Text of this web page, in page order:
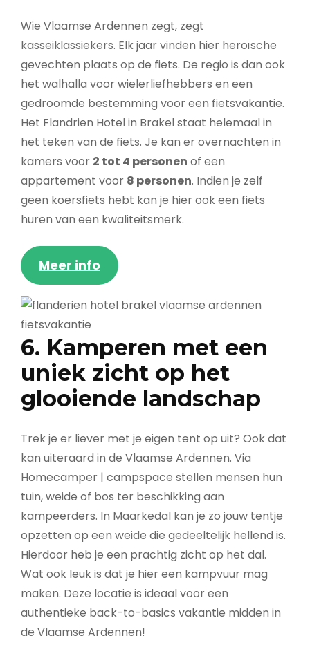
Wie Vlaamse Ardennen zegt, zegt
kasseiklassiekers. Elk jaar vinden hier heroïsche
gevechten plaats op de fiets. De regio is dan ook
het walhalla voor wielerliefhebbers en een
gedroomde bestemming voor een fietsvakantie.
Het Flandrien Hotel in Brakel staat helemaal in
het teken van de fiets. Je kan er overnachten in
kamers voor 2 tot 4 personen of een
appartement voor 8 personen. Indien je zelf
geen koersfiets hebt kan je hier ook een fiets
huren van een kwaliteitsmerk.
Meer info
6. Kamperen met een
uniek zicht op het
glooiende landschap
Trek je er liever met je eigen tent op uit? Ook dat
kan uiteraard in de Vlaamse Ardennen. Via
Homecamper | campspace stellen mensen hun
tuin, weide of bos ter beschikking aan
kampeerders. In Maarkedal kan je zo jouw tentje
opzetten op een weide die gedeeltelijk hellend is.
Hierdoor heb je een prachtig zicht op het dal.
Wat ook leuk is dat je hier een kampvuur mag
maken. Deze locatie is ideaal voor een
authentieke back-to-basics vakantie midden in
de Vlaamse Ardennen!